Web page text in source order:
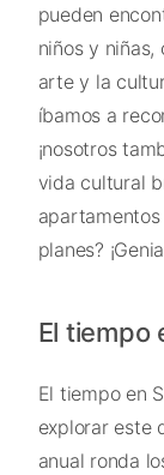
pueden
niños y
arte y la
íbamos a
¡nosotros
vida cultural
planes?
El tiempo
El tiempo en
explorar este
anual ronda